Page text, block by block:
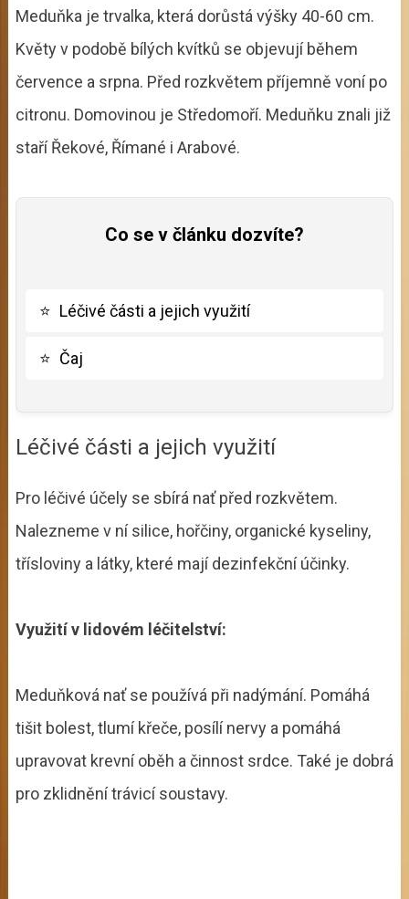
Meduňka je trvalka, která dorůstá výšky 40-60 cm.
Květy v podobě bílých kvítků se objevují během
července a srpna. Před rozkvětem příjemně voní po
citronu. Domovinou je Středomoří. Meduňku znali již
staří Řekové, Římané i Arabové.
Co se v článku dozvíte?
⭐ Léčivé části a jejich využití
⭐ Čaj
Léčivé části a jejich využití
Pro léčivé účely se sbírá nať před rozkvětem.
Nalezneme v ní silice, hořčiny, organické kyseliny,
třísloviny a látky, které mají dezinfekční účinky.
Využití v lidovém léčitelství:
Meduňková nať se používá při nadýmání. Pomáhá
tišit bolest, tlumí křeče, posílí nervy a pomáhá
upravovat krevní oběh a činnost srdce. Také je dobrá
pro zklidnění trávicí soustavy.